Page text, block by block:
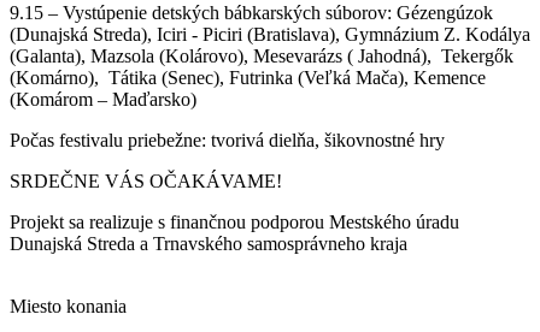
9.15 – Vystúpenie detských bábkarských súborov: Gézengúzok
(Dunajská Streda), Iciri - Piciri (Bratislava), Gymnázium Z. Kodálya
(Galanta), Mazsola (Kolárovo), Mesevarázs ( Jahodná), Tekergők
(Komárno), Tátika (Senec), Futrinka (Veľká Mača), Kemence
(Komárom – Maďarsko)
Počas festivalu priebežne: tvorivá dielňa, šikovnostné hry
SRDEČNE VÁS OČAKÁVAME!
Projekt sa realizuje s finančnou podporou Mestského úradu
Dunajská Streda a Trnavského samosprávneho kraja
Miesto konania